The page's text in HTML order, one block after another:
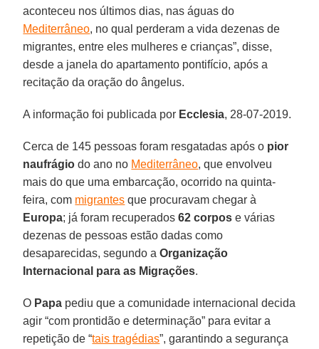
aconteceu nos últimos dias, nas águas do
Mediterrâneo, no qual perderam a vida dezenas de
migrantes, entre eles mulheres e crianças”, disse,
desde a janela do apartamento pontifício, após a
recitação da oração do ângelus.
A informação foi publicada por Ecclesia, 28-07-2019.
Cerca de 145 pessoas foram resgatadas após o pior
naufrágio do ano no Mediterrâneo, que envolveu
mais do que uma embarcação, ocorrido na quinta-
feira, com migrantes que procuravam chegar à
Europa; já foram recuperados62 corpos e várias
dezenas de pessoas estão dadas como
desaparecidas, segundo aOrganização
Internacional para as Migrações.
O Papa pediu que a comunidade internacional decida
agir “com prontidão e determinação” para evitar a
repetição de “tais tragédias”, garantindo a segurança